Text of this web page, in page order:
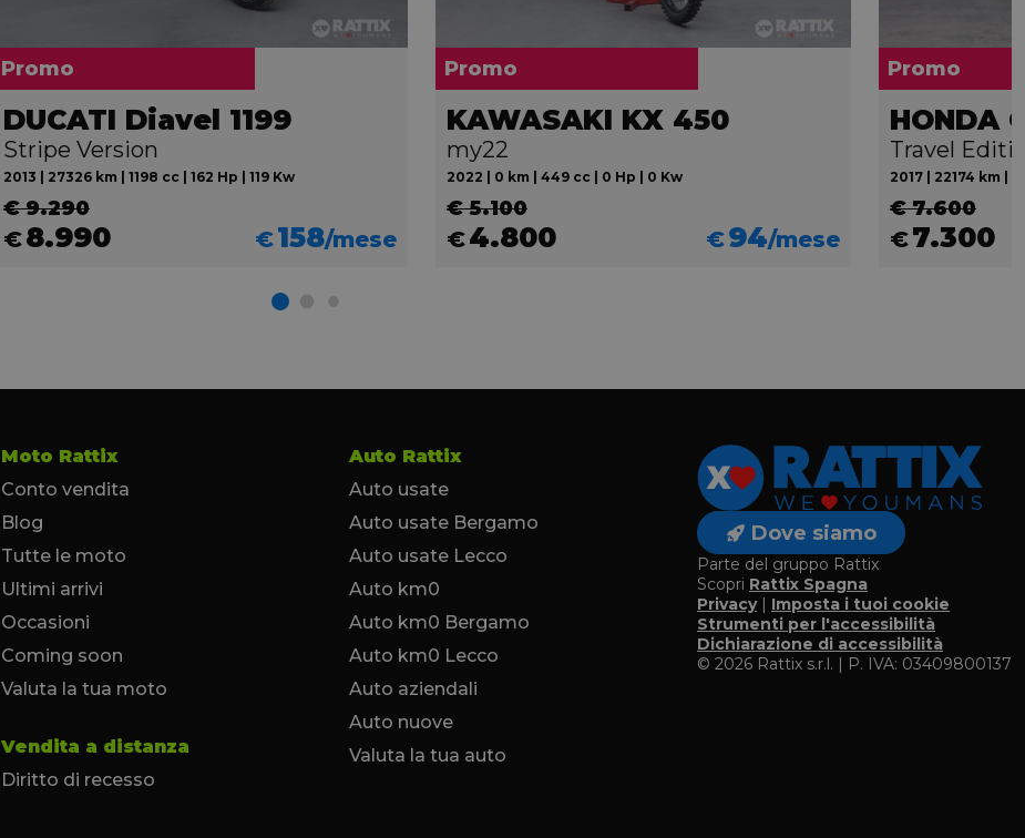
Promo
DUCATI Diavel 1199
Stripe Version
2013 | 27326 km | 1198 cc | 162 Hp | 119 Kw
€ 9.290
€8.990 €158/mese
Promo
KAWASAKI KX 450
my22
2022 | 0 km | 449 cc | 0 Hp | 0 Kw
€ 5.100
€4.800 €94/mese
Promo
Travel
2017 | 22174 km |
€ 7.600
€7.300
Moto Rattix
Conto vendita
Blog
Tutte le moto
Ultimi arrivi
Occasioni
Coming soon
Valuta la tua moto
Vendita a distanza
Diritto di recesso
Auto Rattix
Auto usate
Auto usate Bergamo
Auto usate Lecco
Auto km0
Auto km0 Bergamo
Auto km0 Lecco
Auto aziendali
Auto nuove
Valuta la tua auto
Dove siamo
Parte del gruppo Rattix
Scopri Rattix Spagna
Privacy| Imposta i tuoi cookie
Strumenti per l'accessibilità
Dichiarazione di accessibilità
© 2026 Rattix s.r.l. | P. IVA: 03409800137